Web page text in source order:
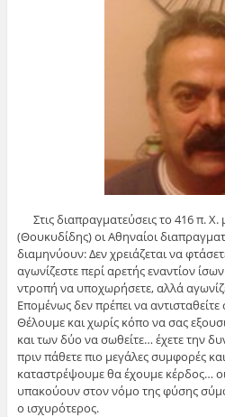
Στις διαπραγματεύσεις το 416 π.
(Θουκυδίδης) οι Αθηναίοι
διαμηνύουν: Δεν χρειάζεται να
αγωνίζεστε περί αρετής εναντίον
ντροπή να υποχωρήσετε, αλλά
Επομένως δεν πρέπει να
Θέλουμε και χωρίς κόπο να σας
και των δύο να σωθείτε… έχετε την
πριν πάθετε πιο μεγάλες συμφορές
καταστρέψουμε θα έχουμε κέρδος…
υπακούουν στον νόμο της φύσης
ο ισχυρότερος.